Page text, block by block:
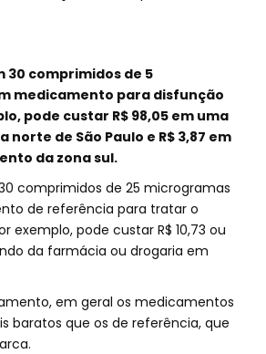
30 comprimidos de 5
medicamento para disfunção
pode custar R$ 98,05 em uma
norte de São Paulo e R$ 3,87 em
da zona sul.
comprimidos de 25 microgramas
de referência para tratar o
exemplo, pode custar R$ 10,73 ou
da farmácia ou drogaria em
em geral os medicamentos
baratos que os de referência, que